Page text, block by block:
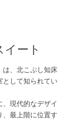
ート
は、北こぶし知床
として知られてい
、現代的なデザイ
、最上階に位置す